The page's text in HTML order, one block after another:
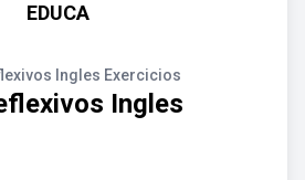
EDUCA
Ingles Exercicios
Ingles